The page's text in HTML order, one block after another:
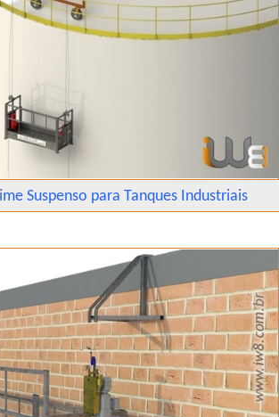
Suspenso para Tanques Industriais